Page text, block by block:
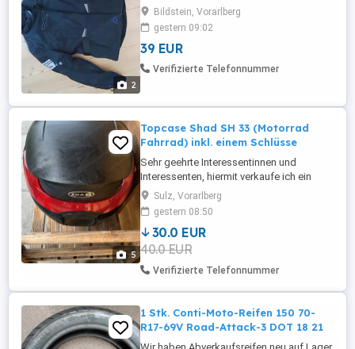
2
herausnehmbaren Innenfutter Protektoren
an Rücken Schulter Elbogen
Bildstein, Vorarlberg
gestern 09:02
39 EUR
Verifizierte Telefonnummer
5
Topcase Shad SH 33 (Motorrad
Fahrrad) inkl. einem Schlüsse
Sehr geehrte Interessentinnen und
Interessenten, hiermit verkaufe ich ein
gebrauchtes Topcase der Marke SHAD.
Es handelt sich hierbei um das Model
SH33, bei welchem ein Schlüssel dabei
ist. Das Topcase wurde an einem Fahrrad
verwendet, kann aber mit einer
zusätzlichen Grundplatte auf einem
Motorrad ...
Sulz, Vorarlberg
gestern 08:50
30.0 EUR
40.0 EUR
Verifizierte Telefonnummer
1 Stk. Conti-Moto-Reifen 150 70-
R17-69V Road-Attack-3 DOT 18 21